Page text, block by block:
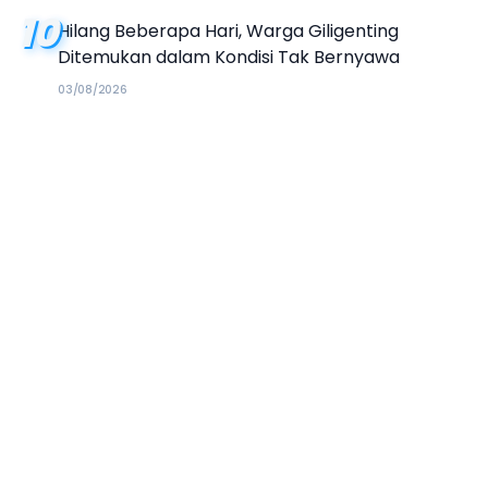
10Hilang Beberapa Hari, Warga Giligenting
Ditemukan dalam Kondisi Tak Bernyawa
03/08/2026